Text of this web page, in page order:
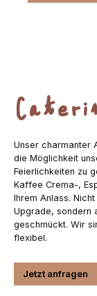
Unser charmanter
die Möglichkeit
Feierlichkeiten zu
Kaffee Crema-,
Ihrem Anlass.
Upgrade, sondern
geschmückt. Wir
flexibel.
Jetzt anfragen